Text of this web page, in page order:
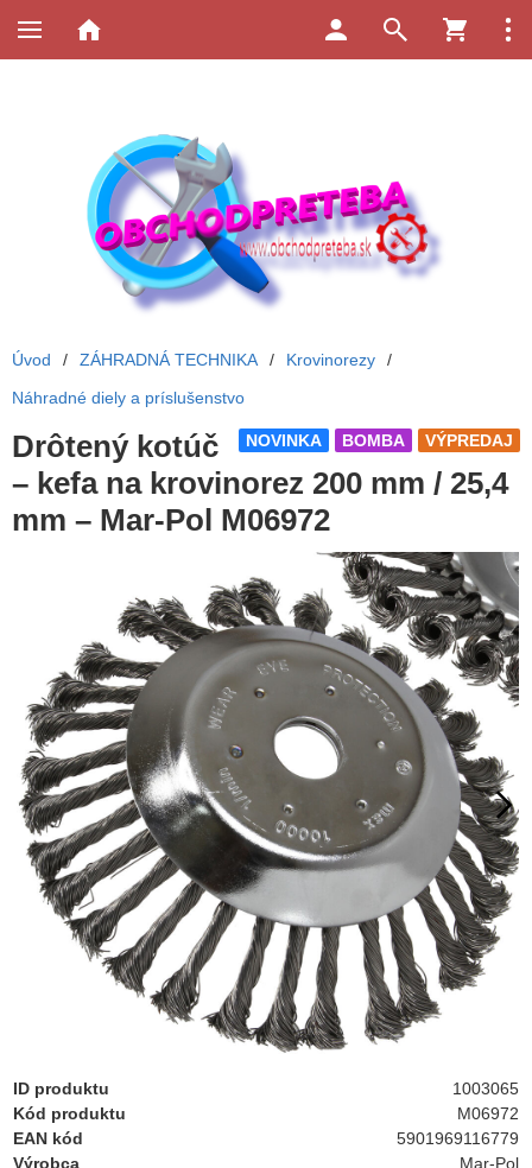
Úvod / ZÁHRADNÁ TECHNIKA / Krovinorezy
/
Náhradné diely a príslušenstvo
VÝPREDAJ
BOMBA
NOVINKA
Drôtený kotúč
– kefa na krovinorez 200 mm / 25,4
mm – Mar-Pol M06972
ID produktu
1003065
Kód produktu
M06972
EAN kód
5901969116779
Výrobca
Mar-Pol